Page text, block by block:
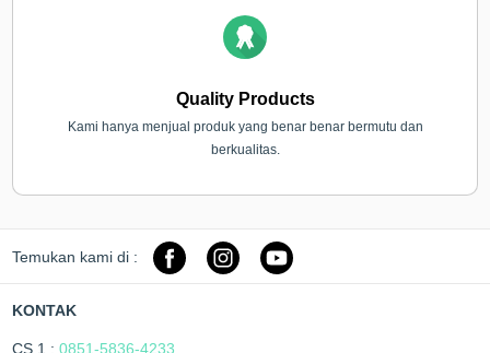
Quality Products
Kami hanya menjual produk yang benar benar bermutu dan
berkualitas.
Temukan kami di :
KONTAK
CS 1 :0851-5836-4233